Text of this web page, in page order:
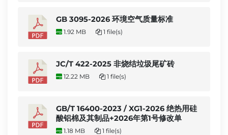
GB 3095-2026 环境空气质量标准
1.92 MB 1 file(s)
JC/T 422-2025 非烧结垃圾尾矿砖
12.22 MB 1 file(s)
GB/T 16400-2023 / XG1-2026 绝热用硅
酸铝棉及其制品+2026年第1号修改单
1.18 MB 1 file(s)